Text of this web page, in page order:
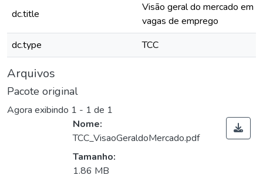
dc.title
Visão geral do mercado em
vagas de emprego
dc.type
TCC
Arquivos
Pacote original
Agora exibindo 1 - 1 de 1
Nome:
TCC_VisaoGeraldoMercado.pdf
Tamanho:
1.86 MB